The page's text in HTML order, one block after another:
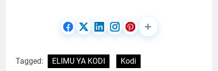
Tagged: ELIMU YA KODI
Kodi